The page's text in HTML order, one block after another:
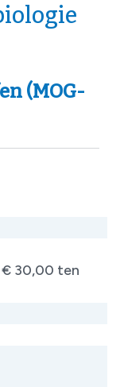
(MOG-
30,00 ten